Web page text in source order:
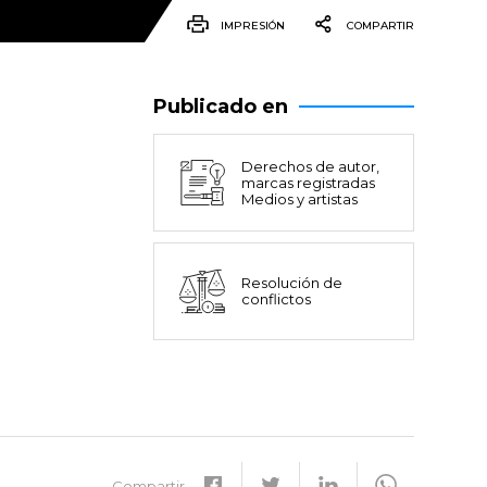
IMPRESIÓN COMPARTIR
Publicado en
Derechos de autor,
marcas registradas
Medios y artistas
Resolución de
conflictos